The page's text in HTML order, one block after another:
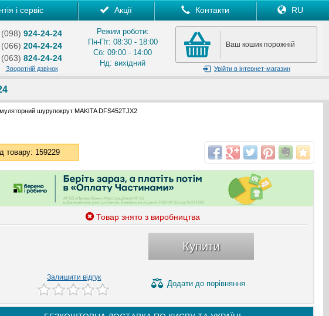
і сервіс Акції Контакти RU
(098) 924-24-24
(066) 204-24-24
(063) 824-24-24
Зворотній дзвінок
Режим роботи:
Пн-Пт: 08:30 - 18:00
Сб: 09:00 - 14:00
Нд: вихідний
Ваш кошик порожній
Увійти в інтернет-магазин
шурупокрут MAKITA DFS452TJX2
товару: 159229
Товар знято з виробництва
Купити
Залишити відгук
Додати до порівняння